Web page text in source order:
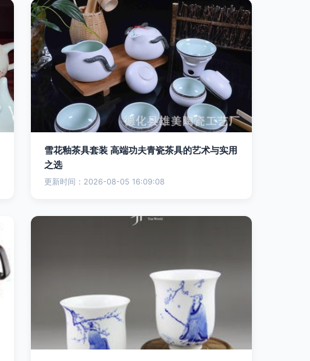
雪花釉茶具套装 高端功夫青瓷茶具的艺术与实用
之选
更新时间：2026-08-05 16:09:08